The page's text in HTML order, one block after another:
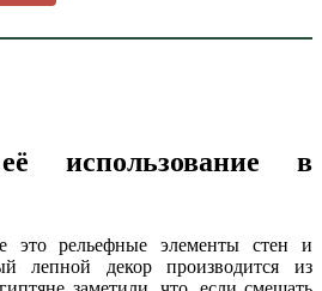
использование в
это рельефные элементы стен и
лепной декор производится из